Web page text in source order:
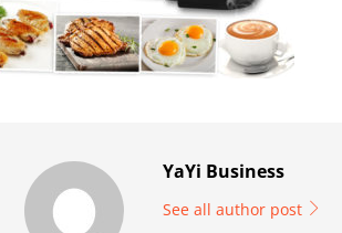
YaYi Business
See all author post